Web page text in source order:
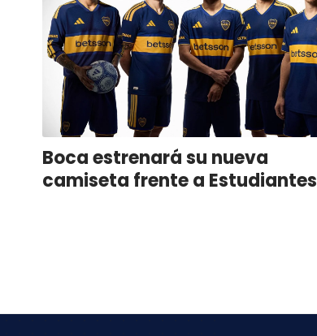
Boca estrenará su nueva
camiseta frente a Estudiantes